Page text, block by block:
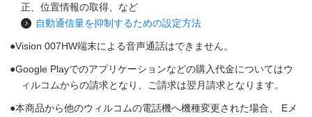
正、位置情報の取得、など
自動通信量を抑制するための設定方法
Vision 007HW端末による音声通話はできません。
Google Playでのアプリケーションなどの購入代金についてはウ
ィルコムからの請求となり、ご請求は翌月請求となります。
本商品から他のウィルコムの電話機へ機種変更された場合、 Eメ